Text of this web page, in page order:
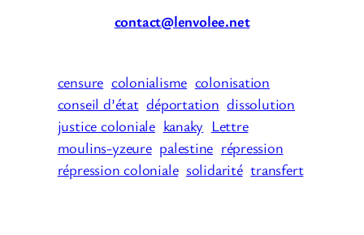
contact@lenvolee.net
censure colonialisme colonisation
conseil d’état déportation dissolution
justice coloniale kanaky Lettre
moulins-yzeure palestine répression
répression coloniale solidarité transfert